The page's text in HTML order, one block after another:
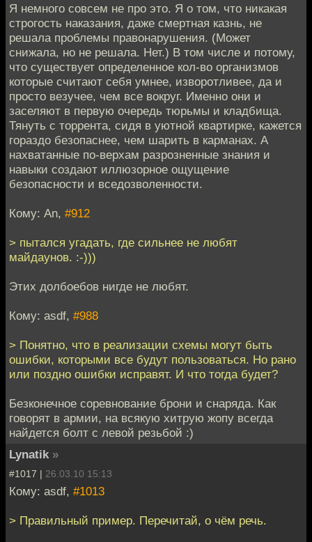
Я немного совсем не про это. Я о том, что никакая
строгость наказания, даже смертная казнь, не
решала проблемы правонарушения. (Может
снижала, но не решала. Нет.) В том числе и потому,
что существует определенное кол-во организмов
которые считают себя умнее, изворотливее, да и
просто везучее, чем все вокруг. Именно они и
заселяют в первую очередь тюрьмы и кладбища.
Тянуть с торрента, сидя в уютной квартирке, кажется
гораздо безопаснее, чем шарить в карманах. А
нахватанные по-верхам разрозненные знания и
навыки создают иллюзорное ощущение
безопасности и вседозволенности.
Кому: An, #912
> пытался угадать, где сильнее не любят
майдаунов. :-)))
Этих долбоебов нигде не любят.
Кому: asdf, #988
> Понятно, что в реализации схемы могут быть
ошибки, которыми все будут пользоваться. Но рано
или поздно ошибки исправят. И что тогда будет?
Безконечное соревнование брони и снаряда. Как
говорят в армии, на всякую хитрую жопу всегда
найдется болт с левой резьбой :)
Lynatik »
#1017 | 26.03.10 15:13
Кому: asdf, #1013
> Правильный пример. Перечитай, о чём речь.